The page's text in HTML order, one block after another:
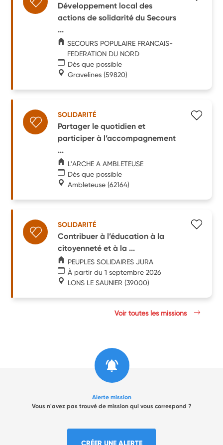
Développement local des
actions de solidarité du Secours
...
SECOURS POPULAIRE FRANCAIS-
FEDERATION DU NORD
Dès que possible
Gravelines (59820)
SOLIDARITÉ
Partager le quotidien et
participer à l’accompagnement
...
L'ARCHE A AMBLETEUSE
Dès que possible
Ambleteuse (62164)
SOLIDARITÉ
Contribuer à l’éducation à la
citoyenneté et à la ...
PEUPLES SOLIDAIRES JURA
À partir du 1 septembre 2026
LONS LE SAUNIER (39000)
Voir toutes les missions
Alerte mission
Vous n'avez pas trouvé de mission qui vous correspond ?
CRÉER UNE ALERTE